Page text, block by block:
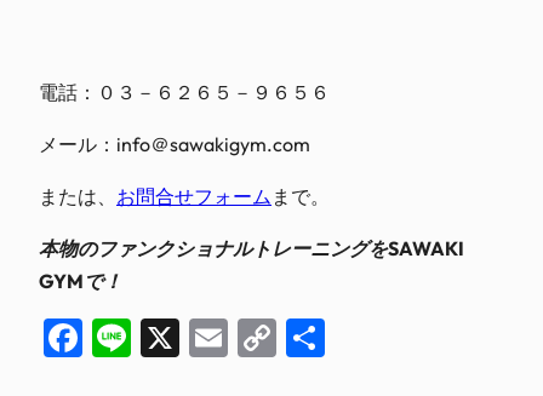
電話：０３－６２６５－９６５６
メール：info＠sawakigym.com
または、 お問合せフォーム まで。
本物のファンクショナルトレーニングをSAWAKI
GYMで！
Facebook
Line
X EmailCopy